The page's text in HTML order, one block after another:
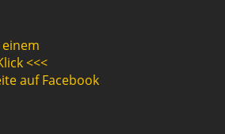
<<<
auf Facebook